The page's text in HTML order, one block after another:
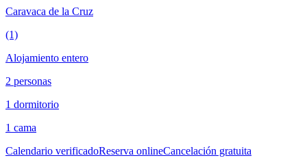
Caravaca de la Cruz
(1)
Alojamiento entero
2 personas
1 dormitorio
1 cama
Calendario verificadoReserva onlineCancelación gratuita